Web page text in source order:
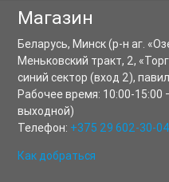
Магазин
Беларусь,Минск(р-н аг.
Меньковский тракт, 2,
синий сектор (вход 2),
Рабочее время: 10:00-15:00
выходной)
Телефон: +375 29 602-30-04
Как добраться